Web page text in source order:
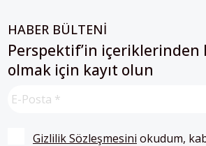
Perspektif’in içeriklerinden
olmak için kayıt olun